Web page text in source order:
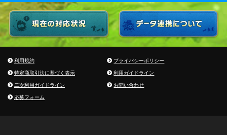
利用規約
プライバシーポリシー
特定商取引法に基づく表示
利用ガイドライン
二次利用ガイドライン
お問い合わせ
応募フォーム